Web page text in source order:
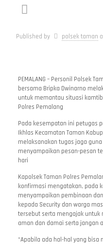
Published by polsek taman
PEMALANG – Personil Polsek
bersama Bripka Dwinarno
untuk memantau situasi
Polres Pemalang
Pada kesempatan ini petugas
Ikhlas Kecamatan Taman
melaksanakan tugas jaga
menyampaikan pesan-pesan
hari
Kapolsek Taman Polres
konfirmasi mengatakan, pada
menyampaikan pembinaan
kepada Security dan warga
tersebut serta mengajak untuk
aman dan damai serta jangan
“Apabila ada hal-hal yang